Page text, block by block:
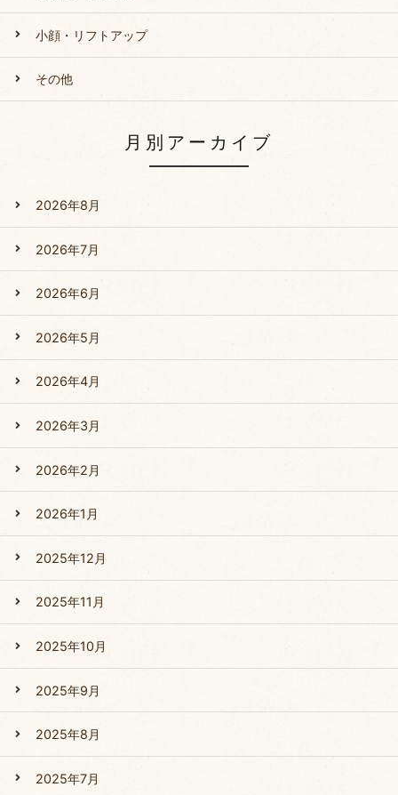
小顔・リフトアップ
その他
月別アーカイブ
2026年8月
2026年7月
2026年6月
2026年5月
2026年4月
2026年3月
2026年2月
2026年1月
2025年12月
2025年11月
2025年10月
2025年9月
2025年8月
2025年7月